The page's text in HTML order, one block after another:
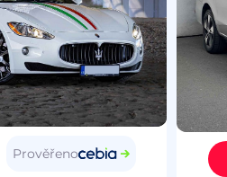
Prověřeno